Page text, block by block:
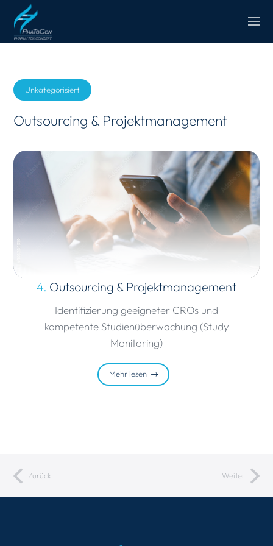
Unkategorisiert
Outsourcing & Projektmanagement
4. Outsourcing & Projektmanagement
Identifizierung geeigneter CROs und
kompetente Studienüberwachung (Study
Monitoring)
Mehr lesen
Zurück Weiter